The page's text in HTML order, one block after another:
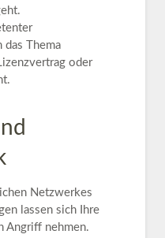
das Thema
oder
Netzwerkes
lassen sich Ihre
Angriff nehmen.